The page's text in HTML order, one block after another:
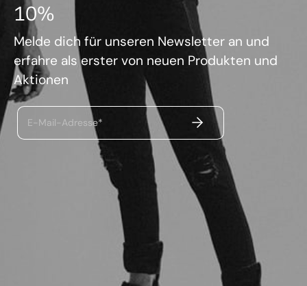
10%
Melde dich für unseren Newsletter an und
erfahre als erster von neuen Produkten und
Aktionen
E-Mail-Adresse* ABSENDEN